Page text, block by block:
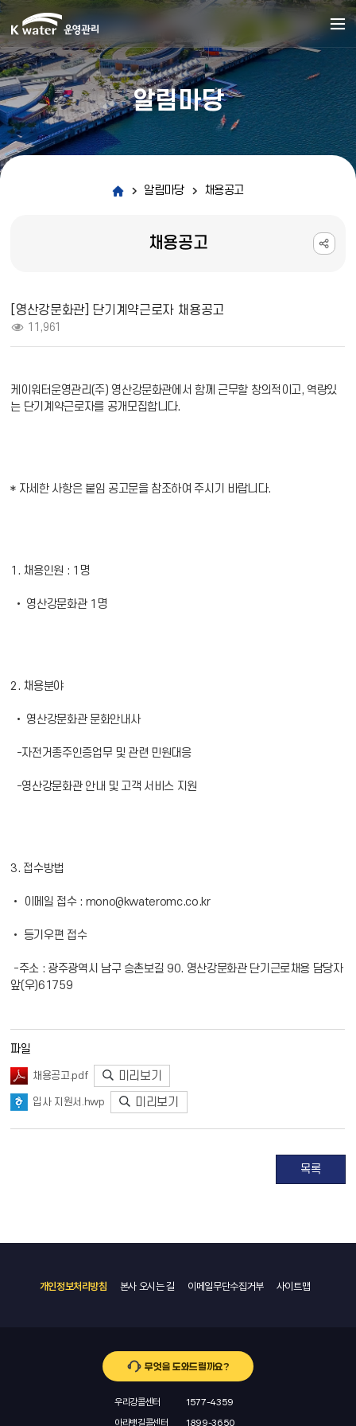
알림마당
알림마당 채용공고
채용공고
[영산강문화관] 단기계약근로자 채용공고
11,961
케이워터운영관리(주) 영산강문화관에서 함께 근무할 창의적이고, 역량있
는 단기계약근로자를 공개모집합니다.
* 자세한 사항은 붙임 공고문을 참조하여 주시기 바랍니다.
1. 채용인원 : 1명
• 영산강문화관 1명
2. 채용분야
• 영산강문화관 문화안내사
-자전거종주인증업무 및 관련 민원대응
-영산강문화관 안내 및 고객 서비스 지원
3. 접수방법
• 이메일 접수 : mono@kwateromc.co.kr
• 등기우편 접수
-주소 : 광주광역시 남구 승촌보길 90. 영산강문화관 단기근로채용 담당자
앞(우)61759
파일
채용공고.pdf 미리보기
입사 지원서.hwp 미리보기
목록
개인정보처리방침 본사 오시는 길 이메일무단수집거부 사이트맵
무엇을 도와드릴까요?
우리강콜센터
1577-4359
아라뱃길콜센터
1899-3650